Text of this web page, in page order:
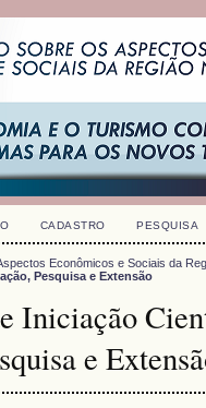
CADASTRO PESQUISA
Econômicos e Sociais da
Pesquisa e Extensão
Iniciação
e